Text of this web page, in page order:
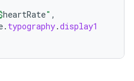
heartRate" ,
. typography.display1